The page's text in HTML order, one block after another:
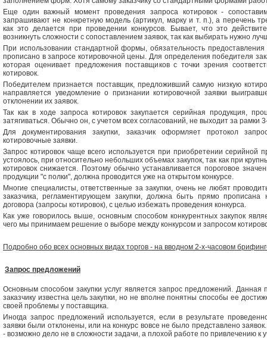
Еще один важный момент проведения запроса котировок -
запрашивают не конкретную модель (артикул, марку и т. п.), а перечень
как это делается при проведении конкурсов. Бывает, что это
возникнуть сложности с сопоставлением заявок, так как выбирать нужно
При использовании стандартной формы, обязательность
прописано в запросе котировочной цены. Для определения победителя
которая оценивает предложения поставщиков с точки зрения
котировок.
Победителем признается поставщик, предложивший самую низкую
направляется уведомление о признании котировочной заявки
отклонении их заявок.
Так как в ходе запроса котировок закупается серийная продукция,
затягиваться. Обычно он, с учетом всех согласований, не выходит за рамки
Для документирования закупки, заказчик оформляет протокол
котировочные заявки.
Запрос котировок чаще всего используется при приобретении серийной
устоялось, при относительно небольших объемах закупок, так как при
котировок снижается. Поэтому обычно устанавливается пороговое
продукции "с полки", должна проводится уже на открытом конкурсе.
Многие специалисты, ответственные за закупки, очень не любят
заказчика, регламентирующем закупки, должна быть прямо
договора (запросы котировок), с целью избежать проведения конкурса.
Как уже говорилось выше, основным способом конкурентных закупок
чего мы принимаем решение о выборе между конкурсом и запросом
Подробно обо всех основных видах торгов - на вводном 2-х-часовом
Запрос предложений
Основным способом закупки услуг является запрос предложений. Данная
заказчику известна цель закупки, но не вполне понятны способы ее
своей проблемы у поставщика.
Иногда запрос предложений используется, если в результате
заявки были отклонены, или на конкурс вовсе не было представлено
- возможно дело не в сложности задачи, а плохой работе по привлечению к